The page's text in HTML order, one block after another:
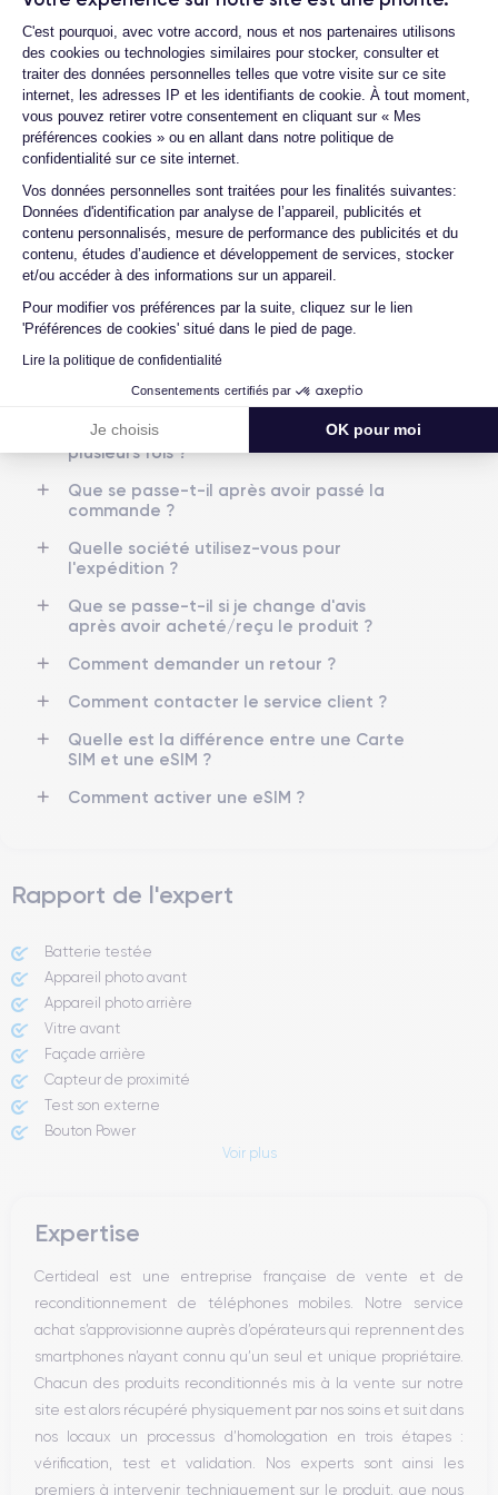
Plateforme de Gestion du
C'est pourquoi, avec votre accord, nous et nos partenaires utilisons
des cookies ou technologies similaires pour stocker, consulter et
traiter des données personnelles telles que votre visite sur ce site
internet, les adresses IP et les identifiants de cookie. À tout moment,
vous pouvez retirer votre consentement en cliquant sur « Mes
préférences cookies » ou en allant dans notre politique de
confidentialité sur ce site internet.
Vos données personnelles sont traitées pour les finalités suivantes:
Données d'identification par analyse de l’appareil, publicités et
contenu personnalisés, mesure de performance des publicités et du
contenu, études d’audience et développement de services, stocker
et/ou accéder à des informations sur un appareil.
Pour modifier vos préférences par la suite, cliquez sur le lien
'Préférences de cookies' situé dans le pied de page.
Lire la politique de confidentialité
Consentements certifiés par
Je choisis OK pour moi
Axeptio consent
Dimensions
146.7 × 71.5 × 7.65 mm
Poids
203 g
Écran
OLED 6.1 pouces
Résolution écran
RAM Memoire interne
128, 256 ,512 et 1000 Go
Nom de la puce Nombre de cœurs
GPU 5 cœurs
Fréq. processeur
Caméra Frontale
Résolution vidéo
4K - 3840 x 2160 px
Recharge rapide
Oui, 20W
Batterie
3125 mAh
Type de SIM
Réseau mobile Débloqué
vous pouvez consulter lafiche technique de l'iPhone 13 Pro.
Quelle est la différence entre un iPhone
13 Pro d'occasion et un iPhone 13 Pro
reconditionné ?
Quelle est la durée de vie d'un iPhone 13
Pro reconditionné ?
Proposez-vous une assurance en cas de
casse due à des chocs ou à des chutes ?
Quelles sont les options disponibles sur
les batteries ?
Quels sont les accessoires inclus dans la
commande ?
Quelles garanties offrez-vous sur vos
produits ?
Quels sont vos modes de paiement ?
Est-il possible de payer l'iPhone 13 Pro en
plusieurs fois ?
Que se passe-t-il après avoir passé la
commande ?
Quelle société utilisez-vous pour
l'expédition ?
Que se passe-t-il si je change d'avis
après avoir acheté/reçu le produit ?
Comment demander un retour ?
Comment contacter le service client ?
Quelle est la différence entre une Carte
SIM et une eSIM ?
Comment activer une eSIM ?
Rapport de l'expert
Batterie testée
Appareil photo avant
Appareil photo arrière ​
Vitre avant ​
Façade arrière
Capteur de proximité
Test son externe
Bouton Power
Haut parleur
Bouton Home
Bluetooth
WiFi
Réseau
Vibreur
Prise USB
Voir plus
Expertise
Certideal est une entreprise française de vente et de
reconditionnement de téléphones mobiles. Notre service
achat s’approvisionne auprès d’opérateurs qui reprennent des
smartphones n’ayant connu qu’un seul et unique propriétaire.
Chacun des produits reconditionnés mis à la vente sur notre
site est alors récupéré physiquement par nos soins et suit dans
nos locaux un processus d’homologation en trois étapes :
vérification, test et validation. Nos experts sont ainsi les
premiers à intervenir techniquement sur le produit, que nous